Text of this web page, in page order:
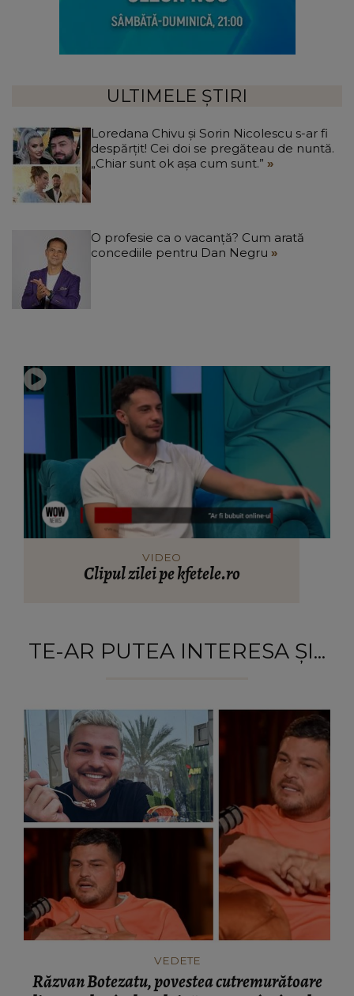
ULTIMELE ȘTIRI
Loredana Chivu și Sorin Nicolescu s-ar fi
despărțit! Cei doi se pregăteau de nuntă.
„Chiar sunt ok așa cum sunt.”
O profesie ca o vacanță? Cum arată
concediile pentru Dan Negru
VIDEO
Clipul zilei pe kfetele.ro
TE-AR PUTEA INTERESA ȘI...
VEDETE
Răzvan Botezatu, povestea cutremurătoare